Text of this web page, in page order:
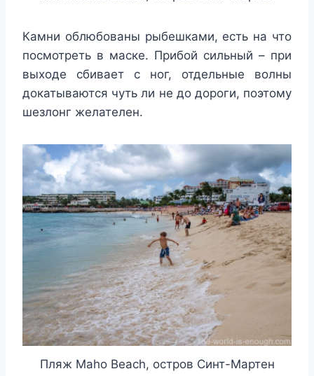
Камни облюбованы рыбешками, есть на что
посмотреть в маске. Прибой сильный – при
выходе сбивает с ног, отдельные волны
докатываются чуть ли не до дороги, поэтому
шезлонг желателен.
Пляж Maho Beach, остров Синт-Мартен